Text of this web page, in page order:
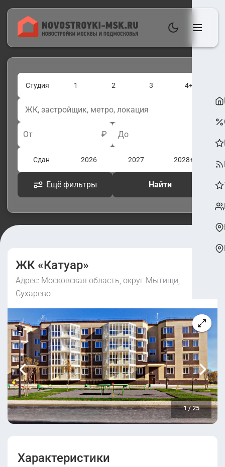
Студия 1 2 3 4+
От ₽ До
Сдан 2026 2027 2028+
Ещё фильтры Найти
ЖК «Катуар»
Адрес: Московская область, округ Мытищи,
Сухарево
1/25
Характеристики